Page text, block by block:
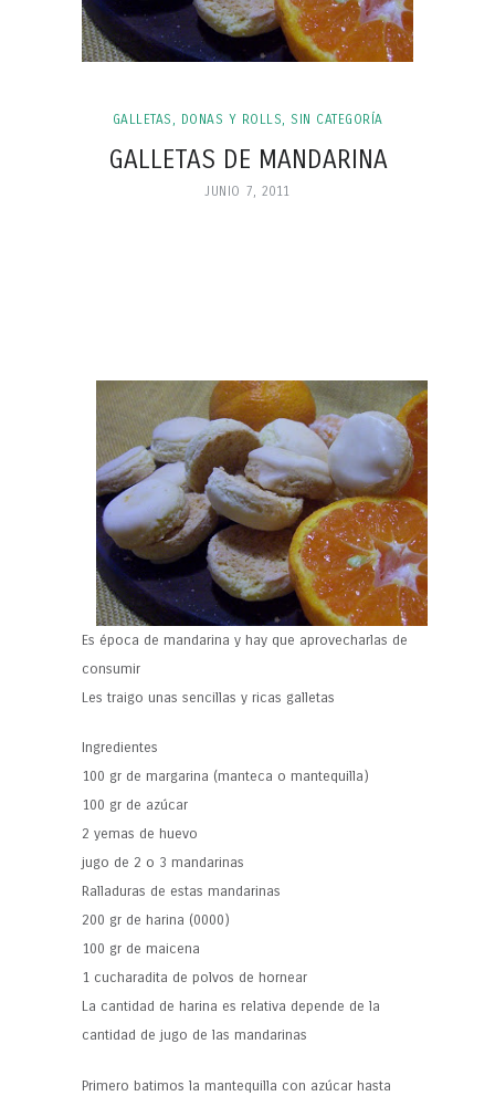
GALLETAS, DONAS Y ROLLS SIN CATEGORÍA
GALLETAS DE MANDARINA
JUNIO 7, 2011
Es época de mandarina y hay que aprovecharlas de
consumir
Les traigo unas sencillas y ricas galletas
Ingredientes
100 gr de margarina (manteca o mantequilla)
100 gr de azúcar
2 yemas de huevo
jugo de 2 o 3 mandarinas
Ralladuras de estas mandarinas
200 gr de harina (0000)
100 gr de maicena
1 cucharadita de polvos de hornear
La cantidad de harina es relativa depende de la
cantidad de jugo de las mandarinas
Primero batimos la mantequilla con azúcar hasta